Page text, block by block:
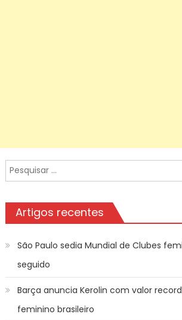
Pesquisar
por:
Artigos recentes
São Paulo sedia Mundial de Clubes
seguido
Barça anuncia Kerolin com valor
feminino brasileiro